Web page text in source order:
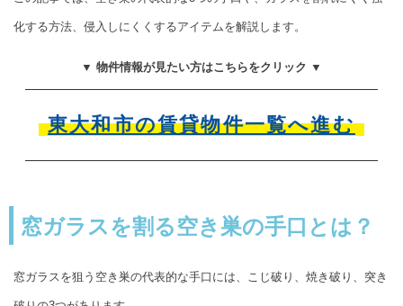
化する方法、侵入しにくくするアイテムを解説します。
▼ 物件情報が見たい方はこちらをクリック ▼
東大和市の賃貸物件一覧へ進む
窓ガラスを割る空き巣の手口とは？
窓ガラスを狙う空き巣の代表的な手口には、こじ破り、焼き破り、突き